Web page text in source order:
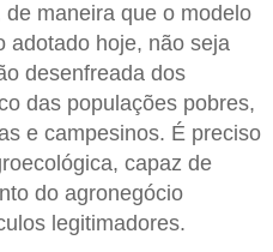
maneira que o modelo
adotado hoje, não seja
desenfreada dos
das populações pobres,
e campesinos. É preciso
capaz de
do agronegócio
legitimadores.